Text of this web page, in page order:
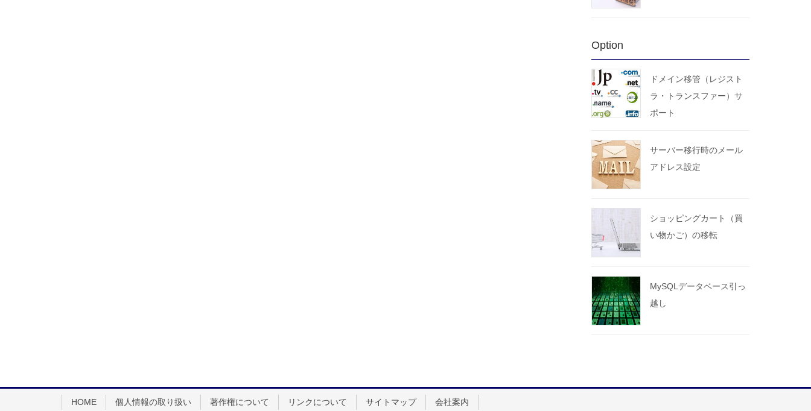
Option
ドメイン移管（レジスト
ラ・トランスファー）サ
ポート
サーバー移行時のメール
アドレス設定
ショッピングカート（買
い物かご）の移転
MySQLデータベース引っ
越し
HOME 個人情報の取り扱い 著作権について リンクについて サイトマップ 会社案内